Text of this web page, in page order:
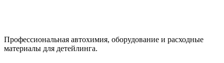
Профессиональная автохимия, оборудование и расходные
материалы для детейлинга.